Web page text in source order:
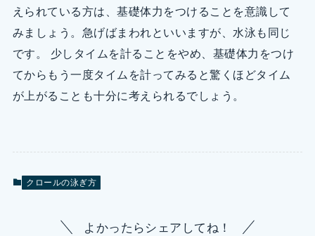
えられている方は、基礎体力をつけることを意識して
みましょう。急げばまわれといいますが、水泳も同じ
です。 少しタイムを計ることをやめ、基礎体力をつけ
てからもう一度タイムを計ってみると驚くほどタイム
が上がることも十分に考えられるでしょう。
クロールの泳ぎ方
よかったらシェアしてね！